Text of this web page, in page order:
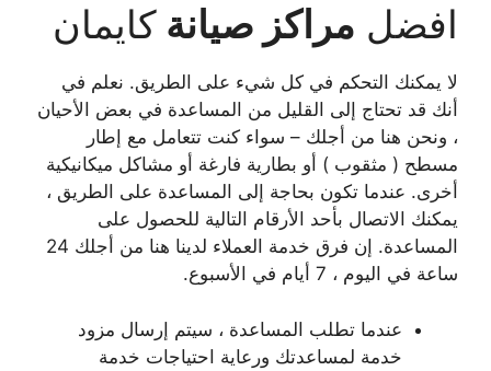
افضل مراكز صيانة كايمان
لا يمكنك التحكم في كل شيء على الطريق. نعلم في
أنك قد تحتاج إلى القليل من المساعدة في بعض الأحيان
، ونحن هنا من أجلك – سواء كنت تتعامل مع إطار
مسطح ( مثقوب ) أو بطارية فارغة أو مشاكل ميكانيكية
أخرى. عندما تكون بحاجة إلى المساعدة على الطريق ،
يمكنك الاتصال بأحد الأرقام التالية للحصول على
المساعدة. إن فرق خدمة العملاء لدينا هنا من أجلك 24
ساعة في اليوم ، 7 أيام في الأسبوع.
عندما تطلب المساعدة ، سيتم إرسال مزود
خدمة لمساعدتك ورعاية احتياجات خدمة